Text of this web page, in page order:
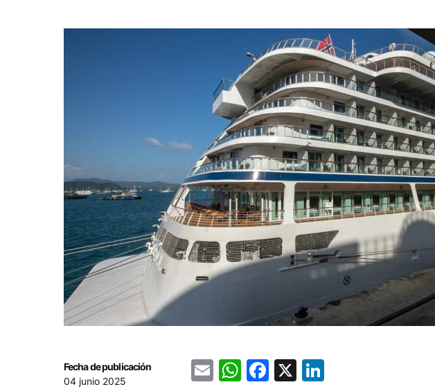
Fecha de publicación
04 junio 2025
EmailWhatsApp
Facebook
X